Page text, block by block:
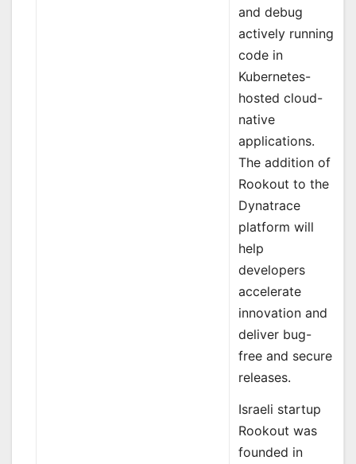
and debug
actively running
code in
Kubernetes-
hosted cloud-
native
applications.
The addition of
Rookout to the
Dynatrace
platform will
help
developers
accelerate
innovation and
deliver bug-
free and secure
releases.
Israeli startup
Rookout was
founded in